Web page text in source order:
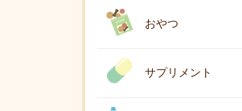
おやつ
サプリメント